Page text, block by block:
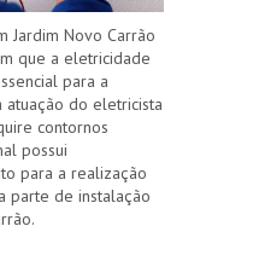
Jardim Novo Carrão
que a eletricidade
para a
atuação do eletricista
contornos
possui
para a realização
parte de instalação